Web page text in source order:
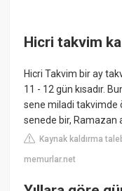
Hicri takvim
Hicri Takvim bir ay
11 - 12 gün kısadır.
sene miladi takvimde
senede bir, Ramazan
Kaynak kaldırma
memurlar.net